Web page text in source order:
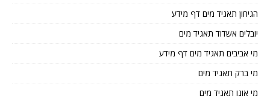
הגיחון תאגיד מים דף מידע
יובלים אשדוד תאגיד מים
מי אביבים תאגיד מים דף מידע
מי ברק תאגיד מים
מי אונו תאגיד מים